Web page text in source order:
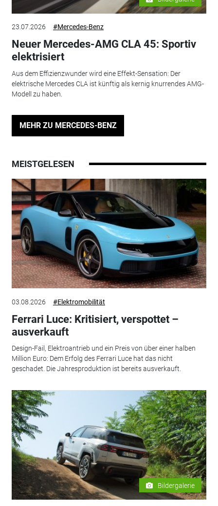
23.07.2026 #Mercedes-Benz
Neuer Mercedes-AMG CLA 45: Sportiv
elektrisiert
Aus dem Effizienzwunder wird eine Effekt-Sensation: Der
elektrische Mercedes CLA ist künftig als kernig knurrendes AMG-
Modell zu haben.
MEHR ZU MERCEDES-BENZ
MEISTGELESEN
03.08.2026 #Elektromobilität
Ferrari Luce: Kritisiert, verspottet –
ausverkauft
Design-Fail, Elektroantrieb und ein Preis von über einer halben
Million Euro: Dem Erfolg des Ferrari Luce hat das nicht
geschadet. Die Jahresproduktion ist bereits ausverkauft.
Bildergalerie